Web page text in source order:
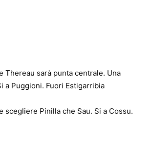
Thereau sarà punta centrale. Una
a Puggioni. Fuori Estigarribia
Pinilla che Sau. Si a Cossu.